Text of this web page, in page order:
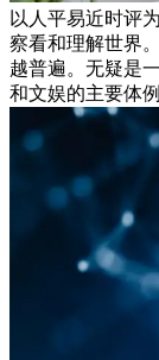
以人平易近时评
察看和理解世界
越普遍。无疑是
和文娱的主要体例